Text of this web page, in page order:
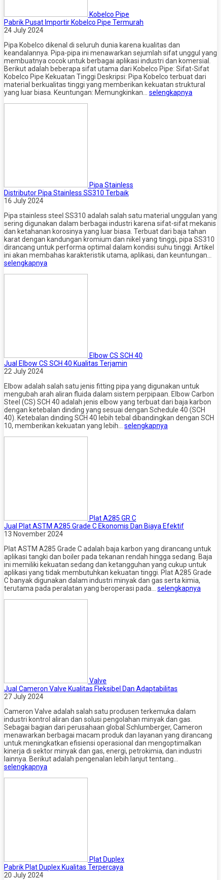
Kobelco Pipe
Pabrik Pusat Importir Kobelco Pipe Termurah
24 July 2024
Pipa Kobelco dikenal di seluruh dunia karena kualitas dan
keandalannya. Pipa-pipa ini menawarkan sejumlah sifat unggul yang
membuatnya cocok untuk berbagai aplikasi industri dan komersial.
Berikut adalah beberapa sifat utama dari Kobelco Pipe: Sifat-Sifat
Kobelco Pipe Kekuatan Tinggi Deskripsi: Pipa Kobelco terbuat dari
material berkualitas tinggi yang memberikan kekuatan struktural
yang luar biasa. Keuntungan: Memungkinkan… selengkapnya
Pipa Stainless
Distributor Pipa Stainless SS310 Terbaik
16 July 2024
Pipa stainless steel SS310 adalah salah satu material unggulan yang
sering digunakan dalam berbagai industri karena sifat-sifat mekanis
dan ketahanan korosinya yang luar biasa. Terbuat dari baja tahan
karat dengan kandungan kromium dan nikel yang tinggi, pipa SS310
dirancang untuk performa optimal dalam kondisi suhu tinggi. Artikel
ini akan membahas karakteristik utama, aplikasi, dan keuntungan…
selengkapnya
Elbow CS SCH 40
Jual Elbow CS SCH 40 Kualitas Terjamin
22 July 2024
Elbow adalah salah satu jenis fitting pipa yang digunakan untuk
mengubah arah aliran fluida dalam sistem perpipaan. Elbow Carbon
Steel (CS) SCH 40 adalah jenis elbow yang terbuat dari baja karbon
dengan ketebalan dinding yang sesuai dengan Schedule 40 (SCH
40). Ketebalan dinding SCH 40 lebih tebal dibandingkan dengan SCH
10, memberikan kekuatan yang lebih… selengkapnya
Plat A285 GR C
Jual Plat ASTM A285 Grade C Ekonomis Dan Biaya Efektif
13 November 2024
Plat ASTM A285 Grade C adalah baja karbon yang dirancang untuk
aplikasi tangki dan boiler pada tekanan rendah hingga sedang. Baja
ini memiliki kekuatan sedang dan ketangguhan yang cukup untuk
aplikasi yang tidak membutuhkan kekuatan tinggi. Plat A285 Grade
C banyak digunakan dalam industri minyak dan gas serta kimia,
terutama pada peralatan yang beroperasi pada… selengkapnya
Valve
Jual Cameron Valve Kualitas Fleksibel Dan Adaptabilitas
27 July 2024
Cameron Valve adalah salah satu produsen terkemuka dalam
industri kontrol aliran dan solusi pengolahan minyak dan gas.
Sebagai bagian dari perusahaan global Schlumberger, Cameron
menawarkan berbagai macam produk dan layanan yang dirancang
untuk meningkatkan efisiensi operasional dan mengoptimalkan
kinerja di sektor minyak dan gas, energi, petrokimia, dan industri
lainnya. Berikut adalah pengenalan lebih lanjut tentang…
selengkapnya
Plat Duplex
Pabrik Plat Duplex Kualitas Terpercaya
20 July 2024